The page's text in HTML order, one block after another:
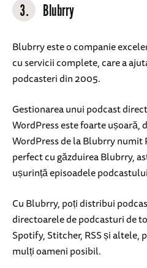
3. Blubrry
Blubrry este o companie
cu servicii complete, care a
podcasteri din 2005.
Gestionarea unui podcast
WordPress este foarte
WordPress de la Blubrry numit
perfect cu găzduirea Blubrry,
ușurință episoadele
Cu Blubrry, poți distribui
directoarele de podcasturi de
Spotify, Stitcher, RSS și altele,
mulți oameni posibil.